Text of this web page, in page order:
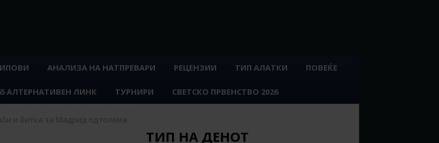
АНАЛИЗА НА НАТПРЕВАРИ РЕЦЕНЗИИ ТИП АЛАТКИ ПОВЕЌЕ
АЛТЕРНАТИВЕН ЛИНК ТУРНИРИ СВЕТСКО ПРВЕНСТВО 2026
и битка за Мадрид од голема
ТИП НА ДЕНОТ